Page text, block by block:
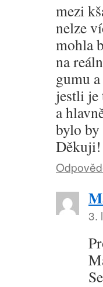
mezi
nelze
mohla
na
gumu
jestli je
a
bylo by
Děkuji!
3.